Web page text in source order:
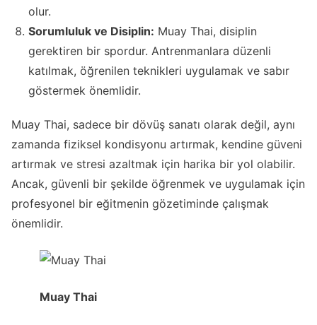
olur.
Sorumluluk ve Disiplin: Muay Thai, disiplin
gerektiren bir spordur. Antrenmanlara düzenli
katılmak, öğrenilen teknikleri uygulamak ve sabır
göstermek önemlidir.
Muay Thai, sadece bir dövüş sanatı olarak değil, aynı
zamanda fiziksel kondisyonu artırmak, kendine güveni
artırmak ve stresi azaltmak için harika bir yol olabilir.
Ancak, güvenli bir şekilde öğrenmek ve uygulamak için
profesyonel bir eğitmenin gözetiminde çalışmak
önemlidir.
Muay Thai